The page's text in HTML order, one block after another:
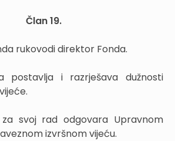
Član 19.
rukovodi direktor Fonda.
postavlja i razrješava dužnosti
svoj rad odgovara Upravnom
izvršnom vijeću.